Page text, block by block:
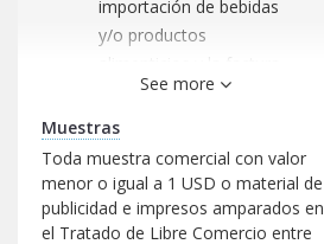
importación de bebidas
y/o productos
visada emitidos por el
Ministerio de Salud
(MINSAL)
Medicamentos y materias
primas para la industria
farmacéutica
See more
Muestras
Toda muestra comercial con valor
menor o igual a 1 USD o material de
publicidad e impresos amparados en
el Tratado de Libre Comercio entre